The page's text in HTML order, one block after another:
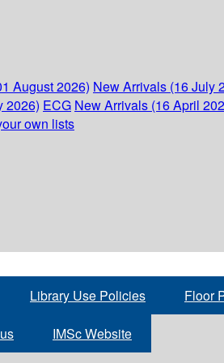
August 2026) New Arrivals (16 July
2026) ECG New Arrivals (16 April
own lists
Library Use Policies Floor
IMSc Website